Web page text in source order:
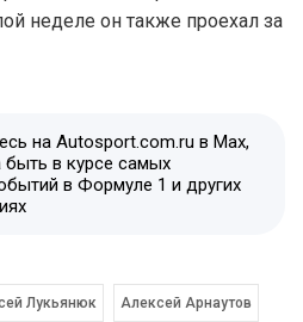
неделе он также проехал за
на Autosport.com.ru в Max,
быть в курсе самых
в Формуле 1 и других
Лукьянюк Алексей Арнаутов